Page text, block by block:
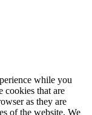
while you
cookies that are
as they are
of the website. We